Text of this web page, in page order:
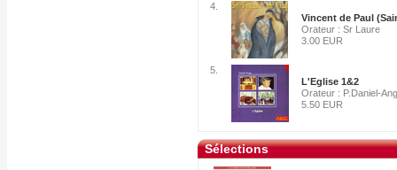
4.
Vincent de Paul
Orateur : Sr Laure
3.00 EUR
5.
L'Eglise 1&2
Orateur : P.Daniel-
5.50 EUR
Sélections